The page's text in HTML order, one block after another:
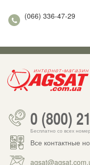
(066) 336-47-29
0 (800)
Бесплатно со всех
Все контактные